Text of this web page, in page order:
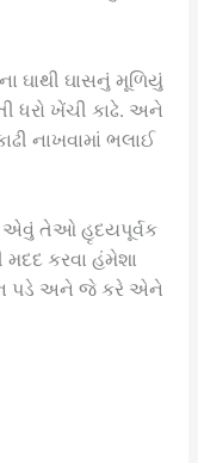
ઘાથી ઘાસનું મૂળિયું
ધરો ખેંચી કાઢે. અને
નાખવામાં ભલાઈ
એવું તેઓ હૃદયપૂર્વક
કરવા હંમેશા
ન પડે અને જે કરે એને